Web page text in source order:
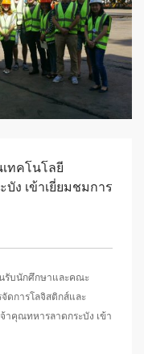
ทคโนโลยี
ง เข้าเยี่ยมชมการ
รับนักศึกษาและคณะ
ดการโลจิสติกส์และ
าคุณทหารลาดกระบัง เข้า